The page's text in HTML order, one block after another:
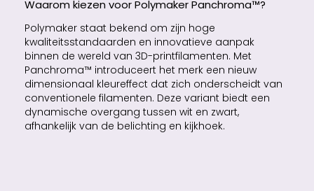
Waarom kiezen voor Polymaker Panchroma™?
Polymaker staat bekend om zijn hoge
kwaliteitsstandaarden en innovatieve aanpak
binnen de wereld van 3D-printfilamenten. Met
Panchroma™ introduceert het merk een nieuw
dimensionaal kleureffect dat zich onderscheidt van
conventionele filamenten. Deze variant biedt een
dynamische overgang tussen wit en zwart,
afhankelijk van de belichting en kijkhoek.